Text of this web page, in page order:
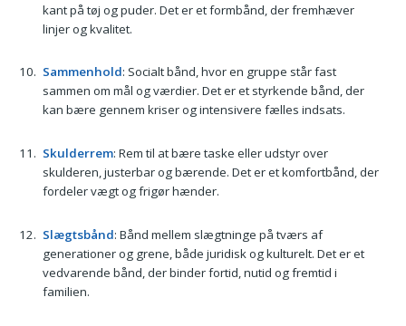
kant på tøj og puder. Det er et formbånd, der fremhæver
linjer og kvalitet.
Sammenhold: Socialt bånd, hvor en gruppe står fast
sammen om mål og værdier. Det er et styrkende bånd, der
kan bære gennem kriser og intensivere fælles indsats.
Skulderrem: Rem til at bære taske eller udstyr over
skulderen, justerbar og bærende. Det er et komfortbånd, der
fordeler vægt og frigør hænder.
Slægtsbånd: Bånd mellem slægtninge på tværs af
generationer og grene, både juridisk og kulturelt. Det er et
vedvarende bånd, der binder fortid, nutid og fremtid i
familien.